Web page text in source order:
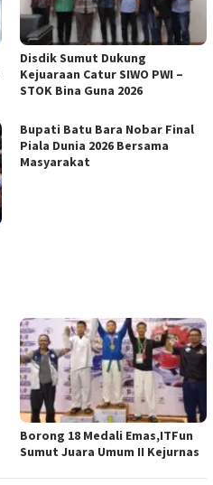
Disdik Sumut Dukung
Kejuaraan Catur SIWO PWI –
STOK Bina Guna 2026
Bupati Batu Bara Nobar Final
Piala Dunia 2026 Bersama
Masyarakat
Borong 18 Medali Emas,ITFun
Sumut Juara Umum II Kejurnas